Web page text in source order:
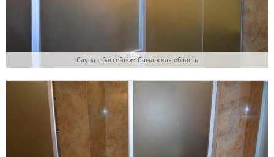
Сауна с бассейном Самарская область